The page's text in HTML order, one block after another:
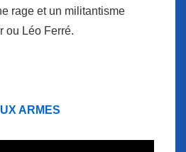
rage et un militantisme
ou Léo Ferré.
ARMES